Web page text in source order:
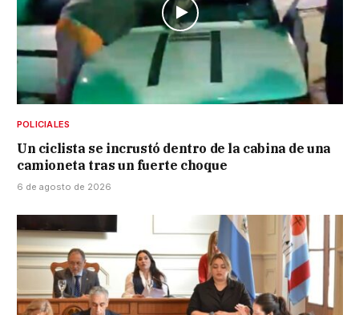
POLICIALES
Un ciclista se incrustó dentro de la cabina de una
camioneta tras un fuerte choque
6 de agosto de 2026